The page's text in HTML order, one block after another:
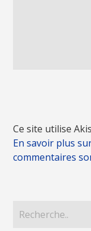
Ce site utilise
En savoir plus
commentaires